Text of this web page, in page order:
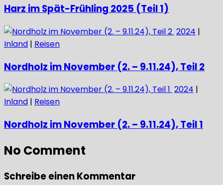
Harz im Spät-Frühling 2025 (Teil 1)
2024 |
Inland | Reisen
Nordholz im November (2. – 9.11.24), Teil 2
2024 |
Inland | Reisen
Nordholz im November (2. – 9.11.24), Teil 1
No Comment
Schreibe einen Kommentar